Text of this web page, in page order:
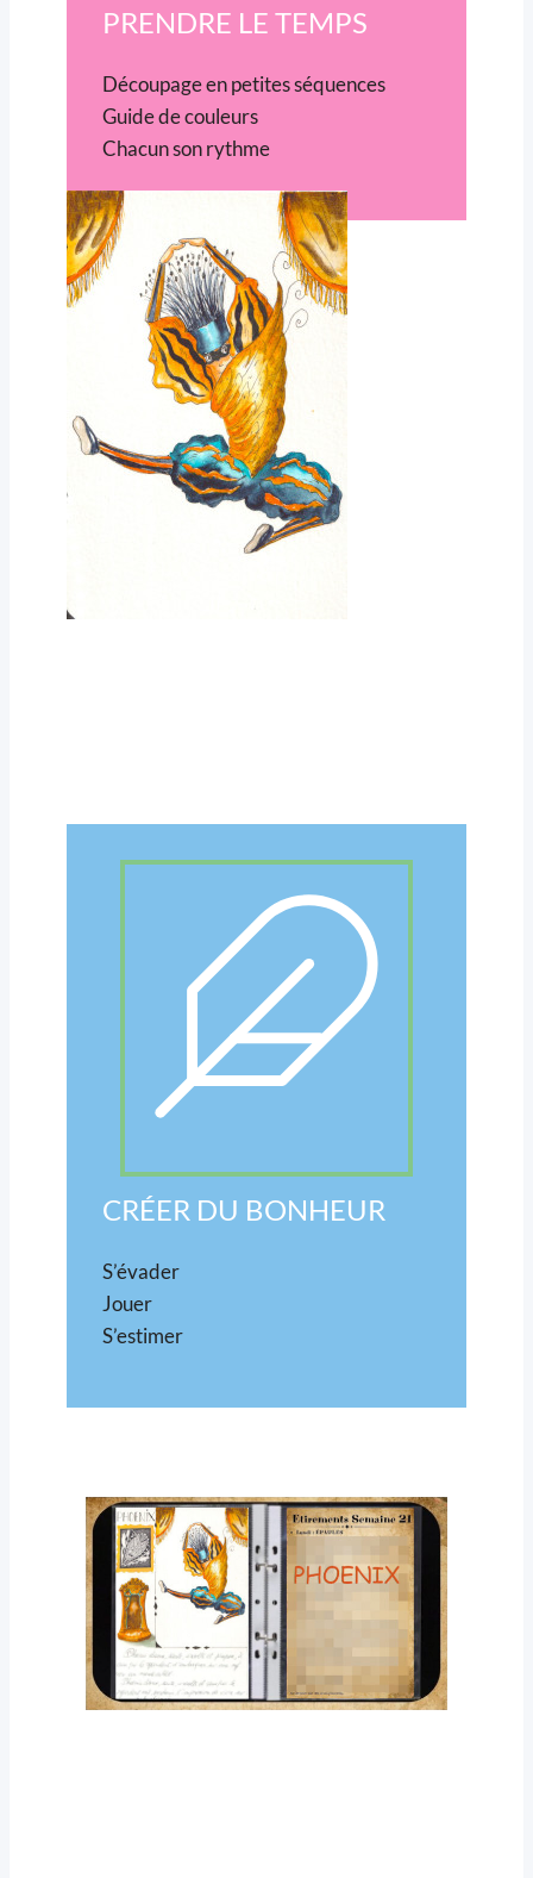
PRENDRE LE TEMPS
Découpage en petites séquences
Guide de couleurs
Chacun son rythme
CRÉER DU BONHEUR
S’évader
Jouer
S’estimer